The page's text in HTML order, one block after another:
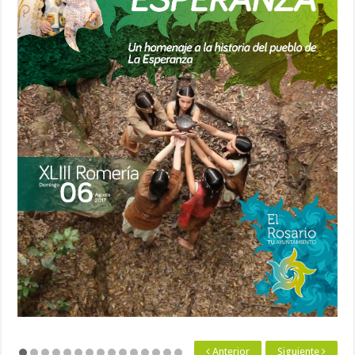
Siguiente
Anterior